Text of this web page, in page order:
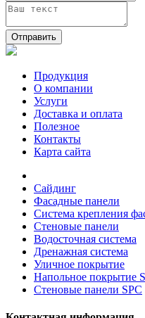
Отправить
Продукция
О компании
Услуги
Доставка и оплата
Полезное
Контакты
Карта сайта
Сайдинг
Фасадные панели
Система крепления
Стеновые панели
Водосточная система
Дренажная система
Уличное покрытие
Напольное покрытие
Стеновые панели SPC